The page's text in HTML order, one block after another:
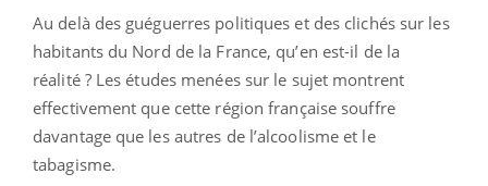
Au delà des guéguerres politiques et des clichés sur les
habitants du Nord de la France, qu’en est-il de la
réalité ? Les études menées sur le sujet montrent
effectivement que cette région française souffre
davantage que les autres de l’alcoolisme et le
tabagisme.